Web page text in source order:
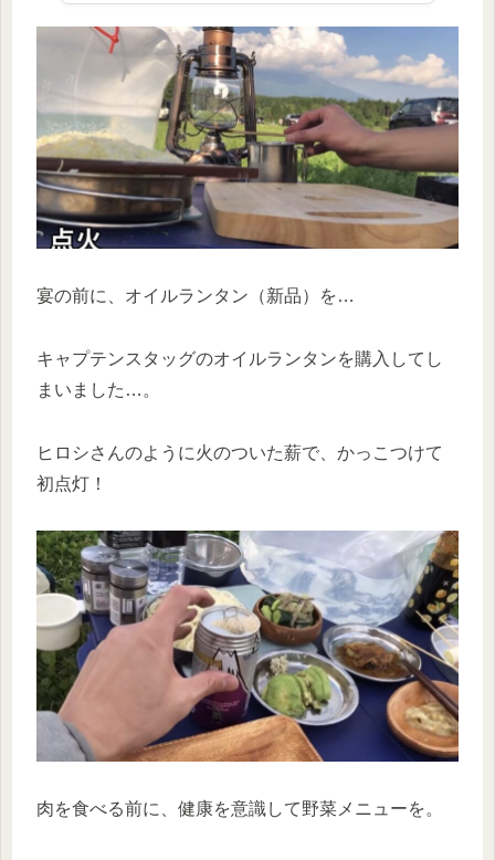
宴の前に、オイルランタン（新品）を…
キャプテンスタッグのオイルランタンを購入してし
まいました…。
ヒロシさんのように火のついた薪で、かっこつけて
初点灯！
肉を食べる前に、健康を意識して野菜メニューを。